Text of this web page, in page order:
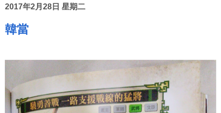
2017年2月28日 星期二
韓當